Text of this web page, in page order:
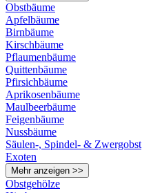
Obstbäume
Apfelbäume
Birnbäume
Kirschbäume
Pflaumenbäume
Quittenbäume
Pfirsichbäume
Aprikosenbäume
Maulbeerbäume
Feigenbäume
Nussbäume
Säulen-, Spindel- & Zwergobst
Exoten
Mehr anzeigen >>
Obstgehölze